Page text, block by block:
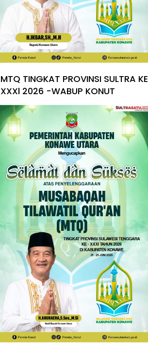
MTQ TINGKAT PROVINSI SULTRA KE
XXXl 2026 -WABUP KONUT